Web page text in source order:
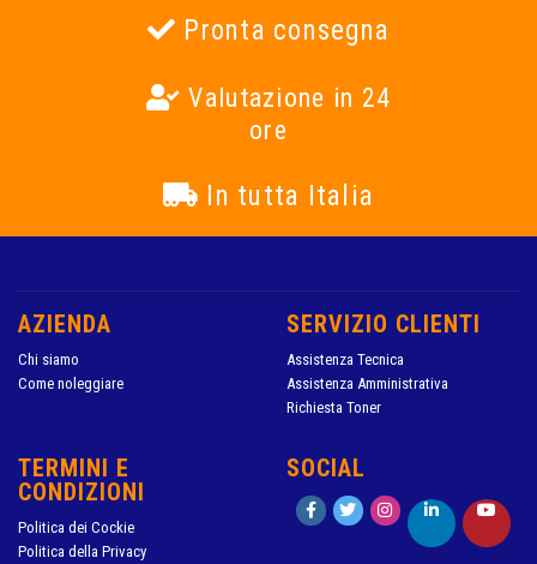
Pronta consegna
Valutazione in 24
ore
In tutta Italia
AZIENDA
Chi siamo
Come noleggiare
SERVIZIO CLIENTI
Assistenza Tecnica
Assistenza Amministrativa
Richiesta Toner
TERMINI E
CONDIZIONI
Politica dei Cockie
Politica della Privacy
SOCIAL